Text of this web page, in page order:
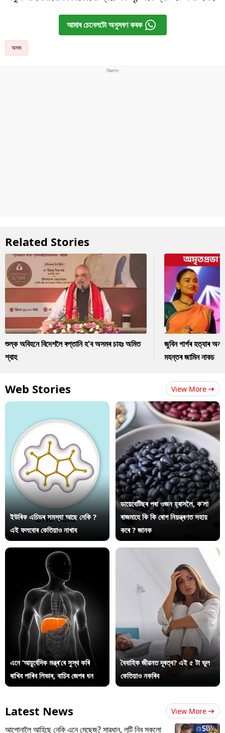
আমাৰ চেনেলটো অনুসৰণ কৰক
অসম
Related Stories
শুল্ক অবিহনে বিদেশলৈ ৰপ্তানি হ'ব অসমৰ চাহঃ অমিত
শ্বাহ
জুবিন গাৰ্গৰ হত্যাৰ
মহন্তৰ জামিন নাকচ
Web Stories View More
ইউৰিক এচিডৰ সমস্যা আছে নেকি ?
এই ফলবোৰ কেতিয়াও নাখাব
ডায়েবেটিছৰ পৰা ওজন হ্ৰাসলৈ, ক’লা
ৰাজমাহে কি কি ৰোগ নিয়ন্ত্ৰণত সহায়
কৰে ? জানক
এনে ‘আয়ুৰ্বেদিক মন্ত্ৰ’ৰে সুস্থ কৰি
ৰাখিব পাৰিব লিভাৰ, বাচিব জেপৰ ধন
বৈবাহিক জীৱনত দূৰত্ব? এই ৫ টা ভুল
কেতিয়াও নকৰিব
Latest News View More
আপোনালৈ আহিছে নেকি এনে মেছেজ? সাৱধান, লুটি নিব সকলো